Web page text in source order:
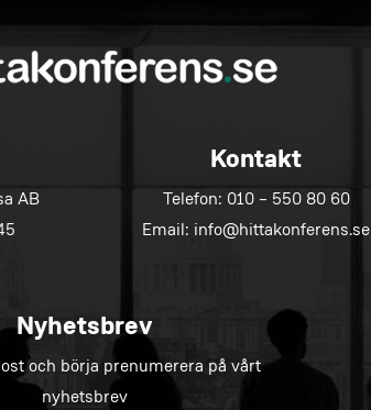
AB
Kontakt
Telefon: 010 – 550 80 60
Email: info@hittakonferens.se
Nyhetsbrev
och börja prenumerera på vårt
nyhetsbrev